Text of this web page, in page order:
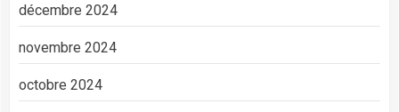
décembre 2024
novembre 2024
octobre 2024